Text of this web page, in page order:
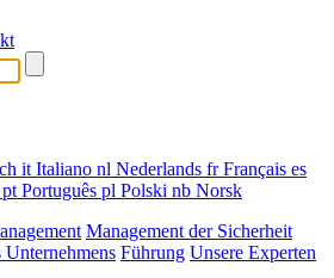
it Italiano nl Nederlands frFrançais es
pt Português pl Polski nb Norsk
Management der Sicherheit
Unternehmens Führung Unsere Experten